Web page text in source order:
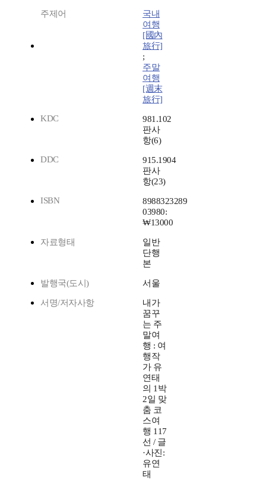
주제어
국내
여행
[國內
旅行]
;
주말
여행
[週末
旅行]
KDC
981.102
판사
항(6)
DDC
915.1904
판사
항(23)
ISBN
8988323289
03980:
₩13000
자료형태
일반
단행
본
발행국(도시) 서울
서명/저자사항
내가
꿈꾸
는 주
말여
행 : 여
행작
가 유
연태
의 1박
2일 맞
춤 코
스여
행 117
선 / 글
·사진:
유연
태